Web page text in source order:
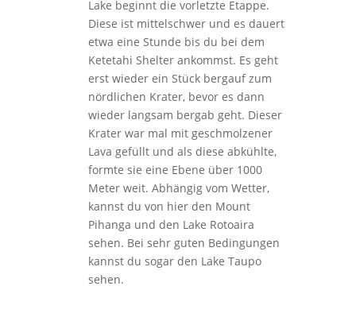
Lake beginnt die vorletzte Etappe.
Diese ist mittelschwer und es dauert
etwa eine Stunde bis du bei dem
Ketetahi Shelter ankommst. Es geht
erst wieder ein Stück bergauf zum
nördlichen Krater, bevor es dann
wieder langsam bergab geht. Dieser
Krater war mal mit geschmolzener
Lava gefüllt und als diese abkühlte,
formte sie eine Ebene über 1000
Meter weit. Abhängig vom Wetter,
kannst du von hier den Mount
Pihanga und den Lake Rotoaira
sehen. Bei sehr guten Bedingungen
kannst du sogar den Lake Taupo
sehen.